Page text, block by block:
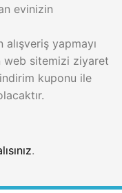
evinizin
yapmayı
web sitemizi ziyaret
kuponu ile
.